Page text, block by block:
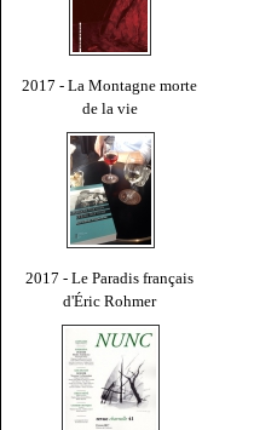
2017 - La Montagne morte
de la vie
2017 - Le Paradis français
d'Éric Rohmer